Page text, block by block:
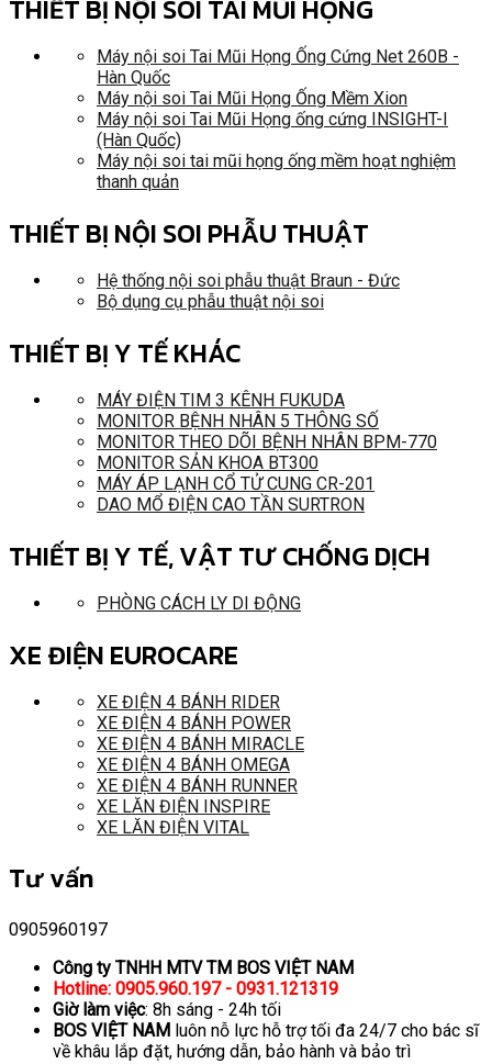
THIẾT BỊ NỘI SOI TAI MŨI HỌNG
Máy nội soi Tai Mũi Họng Ống Cứng Net 260B -
Hàn Quốc
Máy nội soi Tai Mũi Họng Ống Mềm Xion
Máy nội soi Tai Mũi Họng ống cứng INSIGHT-I
(Hàn Quốc)
Máy nội soi tai mũi họng ống mềm hoạt nghiệm
thanh quản
THIẾT BỊ NỘI SOI PHẪU THUẬT
Hệ thống nội soi phẫu thuật Braun - Đức
Bộ dụng cụ phẫu thuật nội soi
THIẾT BỊ Y TẾ KHÁC
MÁY ĐIỆN TIM 3 KÊNH FUKUDA
MONITOR BỆNH NHÂN 5 THÔNG SỐ
MONITOR THEO DÕI BỆNH NHÂN BPM-770
MONITOR SẢN KHOA BT300
MÁY ÁP LẠNH CỔ TỬ CUNG CR-201
DAO MỔ ĐIỆN CAO TẦN SURTRON
THIẾT BỊ Y TẾ, VẬT TƯ CHỐNG DỊCH
PHÒNG CÁCH LY DI ĐỘNG
XE ĐIỆN EUROCARE
XE ĐIỆN 4 BÁNH RIDER
XE ĐIỆN 4 BÁNH POWER
XE ĐIỆN 4 BÁNH MIRACLE
XE ĐIỆN 4 BÁNH OMEGA
XE ĐIỆN 4 BÁNH RUNNER
XE LĂN ĐIỆN INSPIRE
XE LĂN ĐIỆN VITAL
Tư vấn
0905960197
Công ty TNHH MTV TM BOS VIỆT NAM
Hotline: 0905.960.197 - 0931.121319
Giờ làm việc: 8h sáng - 24h tối
BOS VIỆT NAM luôn nỗ lực hỗ trợ tối đa 24/7 cho bác sĩ
về khâu lắp đặt, hướng dẫn, bảo hành và bảo trì